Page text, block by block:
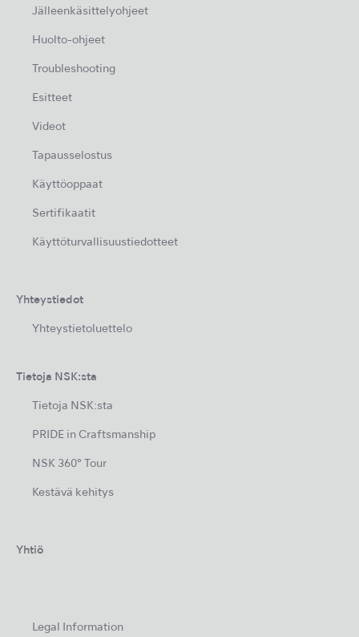
Jälleenkäsittelyohjeet
Huolto-ohjeet
Troubleshooting
Esitteet
Videot
Tapausselostus
Käyttöoppaat
Sertifikaatit
Käyttöturvallisuustiedotteet
Yhteystiedot
Yhteystietoluettelo
Tietoja NSK:sta
Tietoja NSK:sta
PRIDE in Craftsmanship
NSK 360° Tour
Kestävä kehitys
Yhtiö
Legal Information